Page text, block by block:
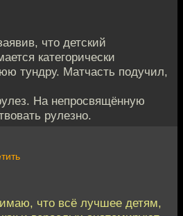
что детский
категорически
тундру. Матчасть подучил,
На непросвящённую
рулезно.
что всё лучшее детям,